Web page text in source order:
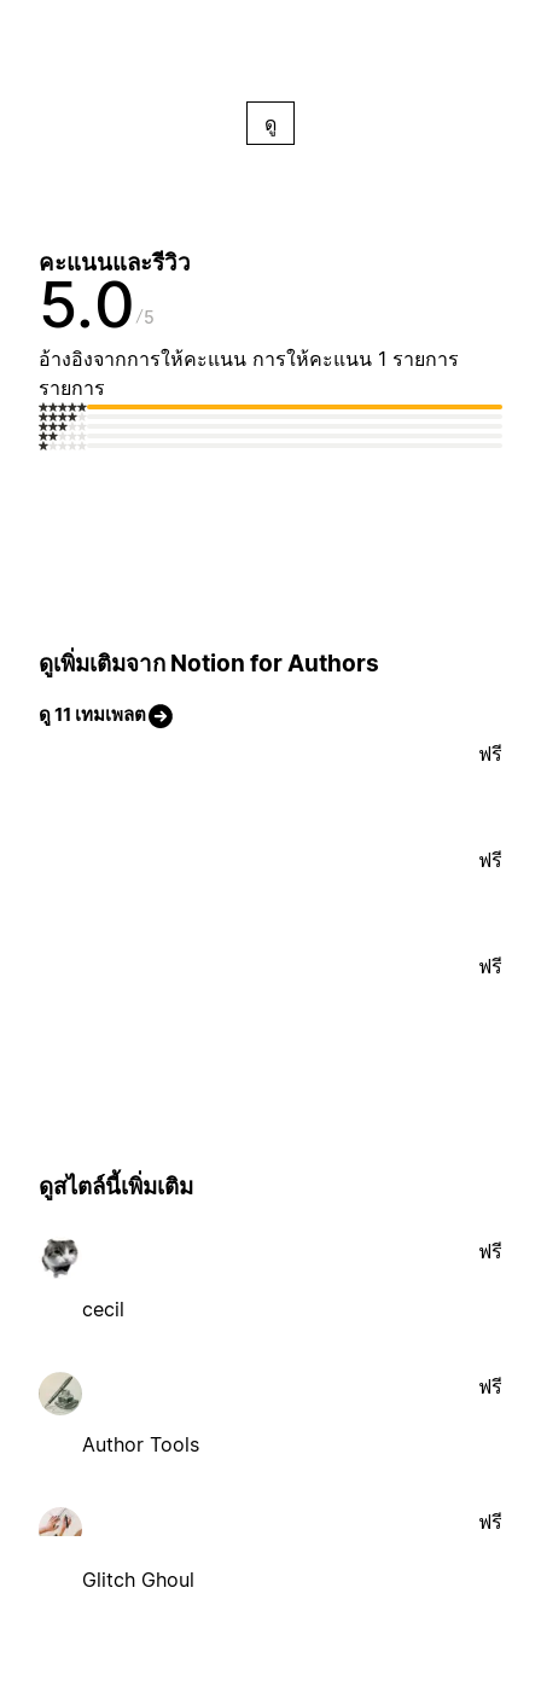
ดู
คะแนนและรีวิว
5.0 5
อ้างอิงจากการให้คะแนน การให้คะแนน 1 รายการ
รายการ
ดูเพิ่มเติมจาก Notion for Authors
ดู 11 เทมเพลต
ฟรี
ฟรี
ฟรี
ดูสไตล์นี้เพิ่มเติม
cecil
ฟรี
Author Tools
ฟรี
Glitch Ghoul
ฟรี